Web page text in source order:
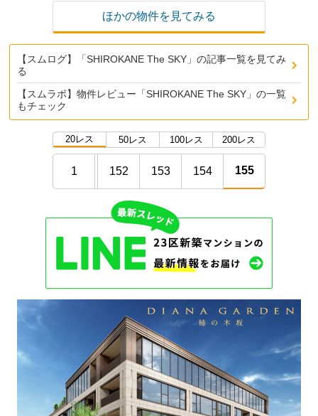
ほかの物件を見てみる
【スムログ】「SHIROKANE The SKY」の記事一覧を見てみ
る
【スムラボ】物件レビュー「SHIROKANE The SKY」の一覧
もチェック
20レス 50レス 100レス 200レス
1 152 153 154 155